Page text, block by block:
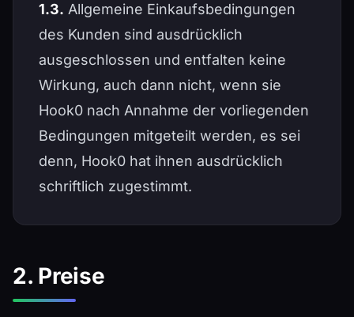
1.3. Allgemeine Einkaufsbedingungen
des Kunden sind ausdrücklich
ausgeschlossen und entfalten keine
Wirkung, auch dann nicht, wenn sie
Hook0 nach Annahme der vorliegenden
Bedingungen mitgeteilt werden, es sei
denn, Hook0 hat ihnen ausdrücklich
schriftlich zugestimmt.
2. Preise